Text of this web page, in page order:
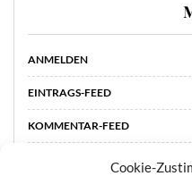
Cookie-
ANMELDEN
EINTRAGS-FEED
KOMMENTAR-FEED